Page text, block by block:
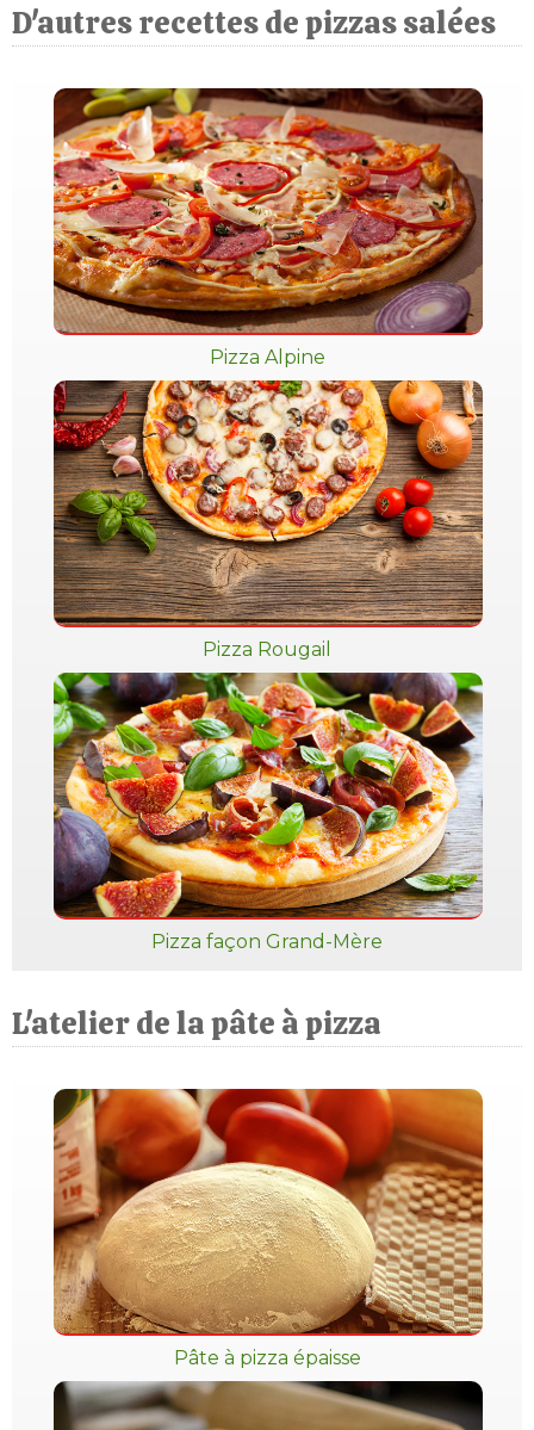
D'autres recettes de pizzas salées
Pizza Alpine
Pizza Rougail
Pizza façon Grand-Mère
L'atelier de la pâte à pizza
Pâte à pizza épaisse